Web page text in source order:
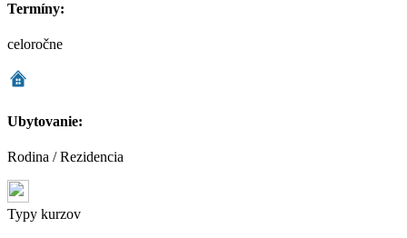
Termíny:
celoročne
Ubytovanie:
Rodina / Rezidencia
Typy kurzov